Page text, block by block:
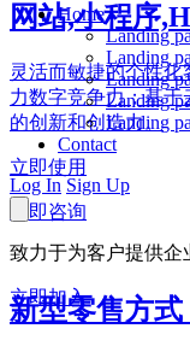
网站,小程序
灵活而敏捷的个性
力数字竞争力；基
的创新和创造力。
立即使用
立即咨询
新型零售方
Home
Landing
Landing
Landing
Landing
Landing
Contact
Log In Sign Up
致力于为客户提供企
立即加入